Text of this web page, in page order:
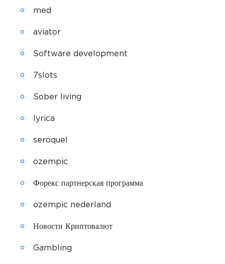
med
aviator
Software development
7slots
Sober living
lyrica
seroquel
ozempic
Форекс партнерская программа
ozempic nederland
Новости Криптовалют
Gambling